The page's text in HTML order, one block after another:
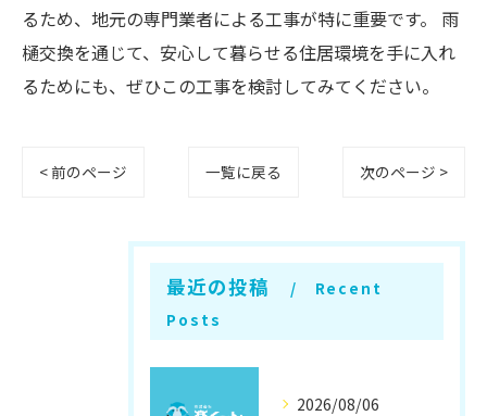
るため、地元の専門業者による工事が特に重要です。 雨
樋交換を通じて、安心して暮らせる住居環境を手に入れ
るためにも、ぜひこの工事を検討してみてください。
< 前のページ 一覧に戻る 次のページ >
最近の投稿
Recent
Posts
2026/08/06